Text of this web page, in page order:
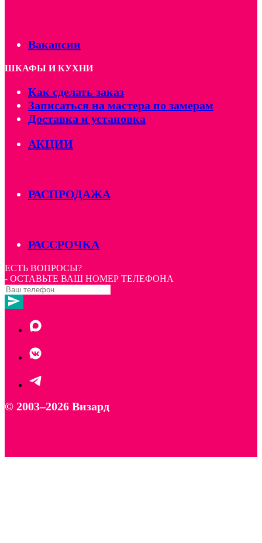
Вакансии
ШКАФЫ И КУХНИ
Как сделать заказ
Записаться на мастера по замерам
Доставка и установка
АКЦИИ
РАСПРОДАЖА
РАССРОЧКА
ЕСТЬ ВОПРОСЫ?
- ОСТАВЬТЕ ВАШ НОМЕР ТЕЛЕФОНА
© 2003–2026 Визард